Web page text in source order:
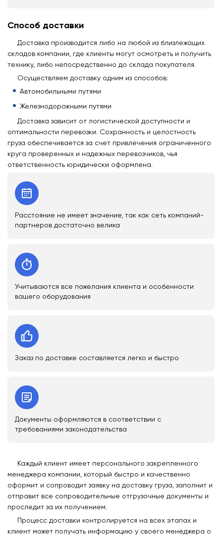
Способ доставки
Доставка производится либо на любой из близлежащих
складов компании, где клиенты могут осмотреть и получить
технику, либо непосредственно до склада покупателя.
Осуществляем доставку одним из способов:
Автомобильными путями
Железнодорожными путями
Доставка зависит от логистической доступности и
оптимальности перевозки. Сохранность и целостность
груза обеспечивается за счет привлечения ограниченного
круга проверенных и надежных перевозчиков, чья
ответственность юридически оформлена.
Расстояние не имеет значение, так как сеть компаний-
партнеров достаточно велика
Учитываются все пожелания клиента и особенности
вашего оборудования
Заказ по доставке составляется легко и быстро
Документы оформляются в соответствии с
требованиями законодательства
Каждый клиент имеет персонального закрепленного
менеджера компании, который быстро и качественно
оформит и сопроводит заявку на доставку груза, заполнит и
отправит все сопроводительные отгрузочные документы и
проследит за их получением.
Процесс доставки контролируется на всех этапах и
клиент может получать информацию у своего менеджера о